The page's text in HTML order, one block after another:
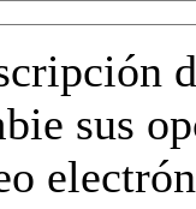
sus